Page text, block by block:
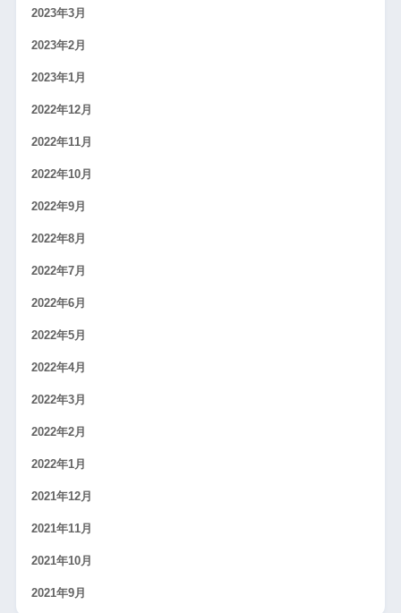
2023年3月
2023年2月
2023年1月
2022年12月
2022年11月
2022年10月
2022年9月
2022年8月
2022年7月
2022年6月
2022年5月
2022年4月
2022年3月
2022年2月
2022年1月
2021年12月
2021年11月
2021年10月
2021年9月